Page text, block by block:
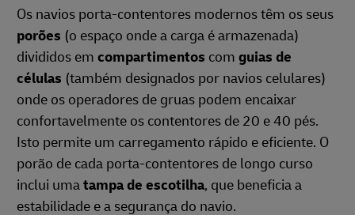
Os navios porta-contentores modernos têm os seus
porões (o espaço onde a carga é armazenada)
divididos em compartimentos com guias de
células (também designados por navios celulares)
onde os operadores de gruas podem encaixar
confortavelmente os contentores de 20 e 40 pés.
Isto permite um carregamento rápido e eficiente. O
porão de cada porta-contentores de longo curso
inclui umatampa de escotilha, que beneficia a
estabilidade e a segurança do navio.